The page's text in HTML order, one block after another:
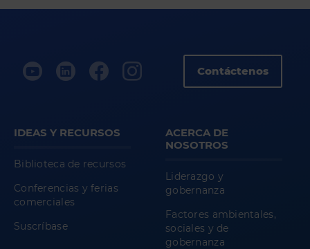
Contáctenos
IDEAS Y RECURSOS
Biblioteca de recursos
Conferencias y ferias
comerciales
Suscríbase
ACERCA DE
NOSOTROS
Liderazgo y
gobernanza
Factores ambientales,
sociales y de
gobernanza